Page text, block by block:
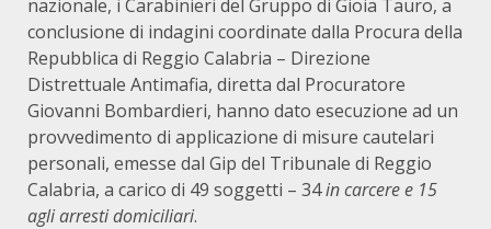
nazionale, i Carabinieri del Gruppo di Gioia Tauro, a
conclusione di indagini coordinate dalla Procura della
Repubblica di Reggio Calabria – Direzione
Distrettuale Antimafia, diretta dal Procuratore
Giovanni Bombardieri, hanno dato esecuzione ad un
provvedimento di applicazione di misure cautelari
personali, emesse dal Gip del Tribunale di Reggio
Calabria, a carico di 49 soggetti – 34in carcere e 15
agli arresti domiciliari.